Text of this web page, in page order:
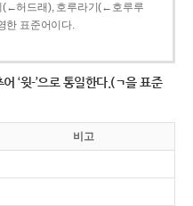
허드래), 호루라기(←호루루
한 표준어이다.
어 ‘윗-’으로 통일한다.(ㄱ을 표준
비고